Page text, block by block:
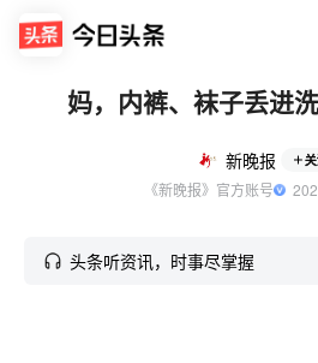
妈，内裤、袜子丢进
新晚报
《新晚报》官方账号
头条听资讯，时事尽掌握